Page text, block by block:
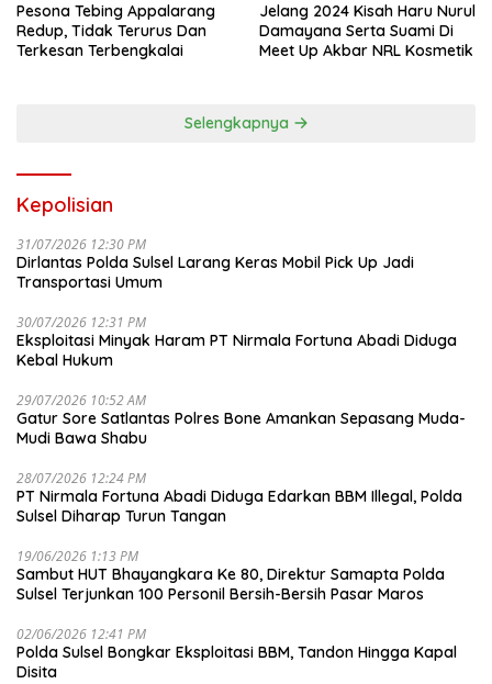
Pesona Tebing Appalarang
Redup, Tidak Terurus Dan
Terkesan Terbengkalai
Jelang 2024 Kisah Haru Nurul
Damayana Serta Suami Di
Meet Up Akbar NRL Kosmetik
Selengkapnya
Kepolisian
31/07/2026 12:30 PM
Dirlantas Polda Sulsel Larang Keras Mobil Pick Up Jadi
Transportasi Umum
30/07/2026 12:31 PM
Eksploitasi Minyak Haram PT Nirmala Fortuna Abadi Diduga
Kebal Hukum
29/07/2026 10:52 AM
Gatur Sore Satlantas Polres Bone Amankan Sepasang Muda-
Mudi Bawa Shabu
28/07/2026 12:24 PM
PT Nirmala Fortuna Abadi Diduga Edarkan BBM Illegal, Polda
Sulsel Diharap Turun Tangan
19/06/2026 1:13 PM
Sambut HUT Bhayangkara Ke 80, Direktur Samapta Polda
Sulsel Terjunkan 100 Personil Bersih-Bersih Pasar Maros
02/06/2026 12:41 PM
Polda Sulsel Bongkar Eksploitasi BBM, Tandon Hingga Kapal
Disita